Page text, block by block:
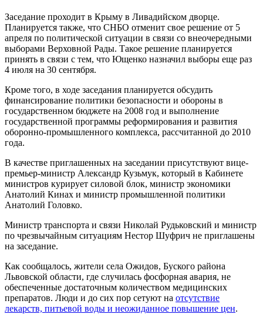
Заседание проходит в Крыму в Ливадийском дворце.
Планируется также, что СНБО отменит свое решение от 5
апреля по политической ситуации в связи со внеочередными
выборами Верховной Рады. Такое решение планируется
принять в связи с тем, что Ющенко назначил выборы еще раз
4 июля на 30 сентября.
Кроме того, в ходе заседания планируется обсудить
финансирование политики безопасности и обороны в
государственном бюджете на 2008 год и выполнение
государственной программы реформирования и развития
оборонно-промышленного комплекса, рассчитанной до 2010
года.
В качестве приглашенных на заседании присутствуют вице-
премьер-министр Александр Кузьмук, который в Кабинете
министров курирует силовой блок, министр экономики
Анатолий Кинах и министр промышленной политики
Анатолий Головко.
Министр транспорта и связи Николай Рудьковский и министр
по чрезвычайным ситуациям Нестор Шуфрич не приглашены
на заседание.
Как сообщалось, жители села Ожидов, Буского района
Львовской области, где случилась фосфорная авария, не
обеспеченные достаточным количеством медицинских
препаратов. Люди и до сих пор сетуют на отсутствие
лекарств, питьевой воды и неожиданное повышение цен.